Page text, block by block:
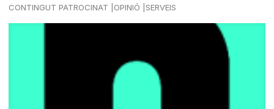
CONTINGUT PATROCINAT OPINIÓ SERVEIS